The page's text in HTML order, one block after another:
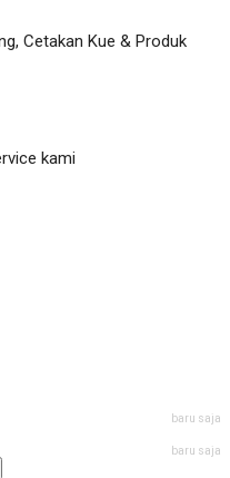
Cetakan Kue & Produk
kami
baru saja
baru saja